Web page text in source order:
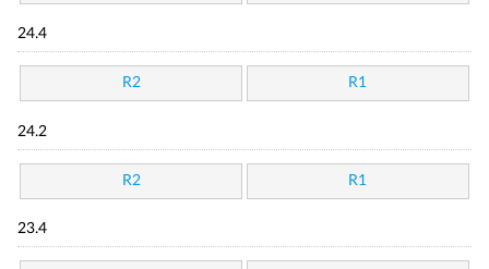
24.4
R2 R1
24.2
R2 R1
23.4